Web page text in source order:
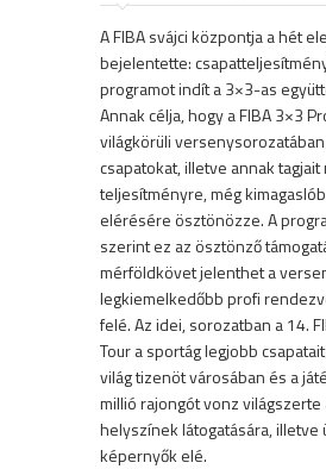
A FIBA svájci központja a hét
bejelentette:
programot indít a 3×3-as
Annak célja, hogy a FIBA 3×3
világkörüli
csapatokat, illetve annak tagjait
teljesítményre, még
elérésére ösztönözze. A
szerint ez az ösztönző
mérföldkövet jelenthet a
legkiemelkedőbb profi
felé. Az idei, sorozatban a 14.
Tour a sportág legjobb
világ tizenöt városában és a
millió rajongót vonz világszerte
helyszínek látogatására, illetve
képernyők elé.